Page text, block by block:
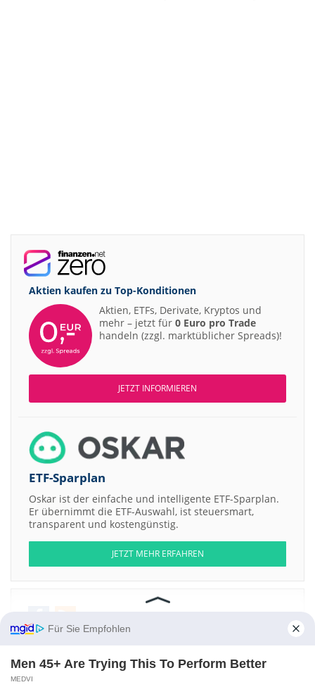
Aktien kaufen zu Top-Konditionen
Aktien, ETFs, Derivate, Kryptos und
mehr – jetzt für 0 Euro pro Trade
handeln (zzgl. marktüblicher Spreads)!
JETZT INFORMIEREN
ETF-Sparplan
Oskar ist der einfache und intelligente ETF-Sparplan.
Er übernimmt die ETF-Auswahl, ist steuersmart,
transparent und kostengünstig.
JETZT MEHR ERFAHREN
Aktien ATX EuroStoxx 50
Für Sie Empfohlen
Men 45+ Are Trying This To Perform Better
MEDVI